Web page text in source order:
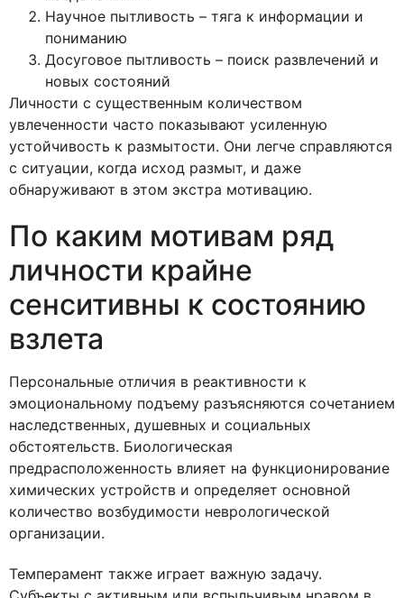
Научное пытливость – тяга к информации и
пониманию
Досуговое пытливость – поиск развлечений и
новых состояний
Личности с существенным количеством
увлеченности часто показывают усиленную
устойчивость к размытости. Они легче справляются
с ситуации, когда исход размыт, и даже
обнаруживают в этом экстра мотивацию.
По каким мотивам ряд
личности крайне
сенситивны к состоянию
взлета
Персональные отличия в реактивности к
эмоциональному подъему разъясняются сочетанием
наследственных, душевных и социальных
обстоятельств. Биологическая
предрасположенность влияет на функционирование
химических устройств и определяет основной
количество возбудимости неврологической
организации.
Темперамент также играет важную задачу.